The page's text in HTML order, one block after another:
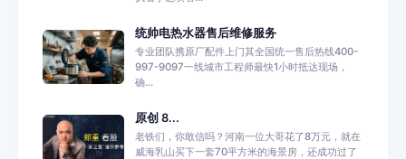
统帅电热水器售后维修服务
专业团队携原厂配件上门其全国统一售后热线400-
997-9097一线城市工程师最快1小时抵达现场，
确...
原创 8...
老铁们，你敢信吗？河南一位大哥花了8万元，就在
威海乳山买下一套70平方米的海景房，还成功过了